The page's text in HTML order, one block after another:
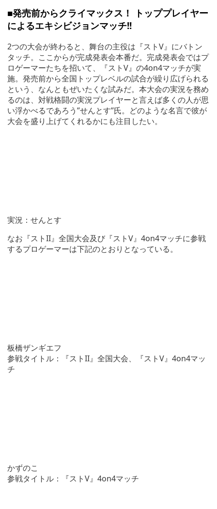
■発売前からクライマックス！ トッププレイヤー
によるエキシビジョンマッチ!!
2つの大会が終わると、舞台の主役は『ストV』にバトン
タッチ。ここからが完成発表会本番だ。完成発表会ではプ
ロゲーマーたちを招いて、『ストV』の4on4マッチが実
施。発売前から全国トップレベルの試合が繰り広げられる
という、なんともぜいたくな試みだ。本大会の実況を務め
るのは、対戦格闘の実況プレイヤーと言えば多くの人が思
い浮かべるであろう”せんとす”氏。どのような名言で彼が
大会を盛り上げてくれるかにも注目したい。
実況：せんとす
なお『ストII』全国大会及び『ストV』4on4マッチに参戦
するプロゲーマーは下記のとおりとなっている。
板橋ザンギエフ
参戦タイトル：『ストII』全国大会、『ストV』4on4マッ
チ
かずのこ
参戦タイトル：『ストV』4on4マッチ